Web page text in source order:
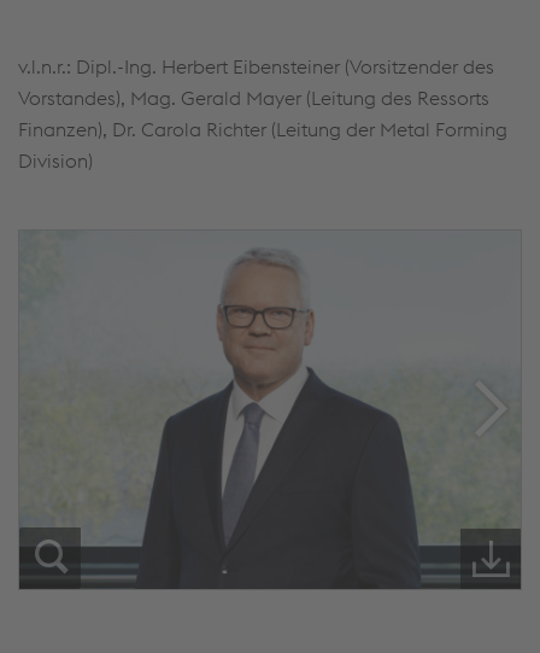
v.l.n.r.: Dipl.-Ing. Herbert Eibensteiner (Vorsitzender des
Vorstandes), Mag. Gerald Mayer (Leitung des Ressorts
Finanzen), Dr. Carola Richter (Leitung der Metal Forming
Division)